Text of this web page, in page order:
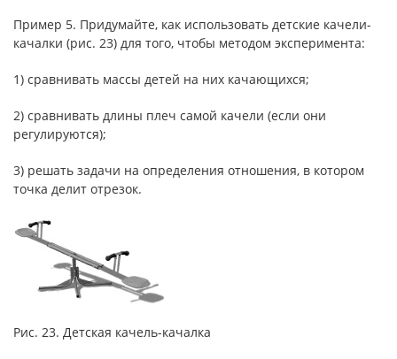
Пример 5. Придумайте, как использовать детские качели-
качалки (рис. 23) для того, чтобы методом эксперимента:
1) сравнивать массы детей на них качающихся;
2) сравнивать длины плеч самой качели (если они
регулируются);
3) решать задачи на определения отношения, в котором
точка делит отрезок.
Рис. 23. Детская качель-качалка